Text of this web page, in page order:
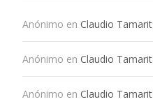
Anónimo en Claudio
Anónimo en Claudio
Anónimo en Claudio